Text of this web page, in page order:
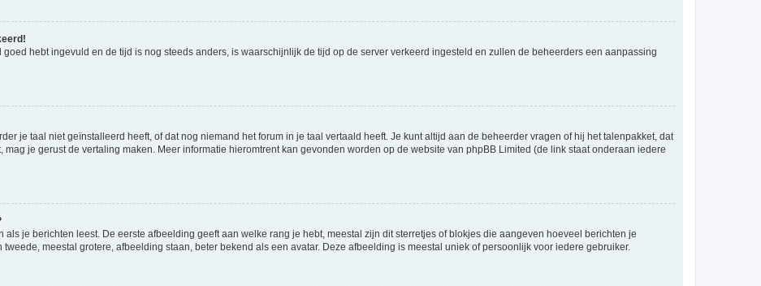
hebt ingevuld en de tijd is nog steeds anders, is waarschijnlijk de tijd op de server verkeerd ingesteld en zullen de beheerders een aanpassing
je taal niet geïnstalleerd heeft, of dat nog niemand het forum in je taal vertaald heeft. Je kunt altijd aan de beheerder vragen of hij het talenpakket, dat
je gerust de vertaling maken. Meer informatie hieromtrent kan gevonden worden op de website van phpBB Limited (de link staat onderaan iedere
je berichten leest. De eerste afbeelding geeft aan welke rang je hebt, meestal zijn dit sterretjes of blokjes die aangeven hoeveel berichten je
meestal grotere, afbeelding staan, beter bekend als een avatar. Deze afbeelding is meestal uniek of persoonlijk voor iedere gebruiker.